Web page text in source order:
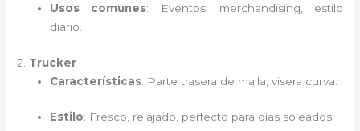
Usos comunes: Eventos, merchandising, estilo
diario.
2. Trucker
Características: Parte trasera de malla, visera curva.
Estilo: Fresco, relajado, perfecto para días soleados.